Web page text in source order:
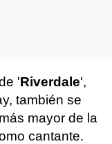
'Riverdale',
también se
mayor de la
cantante.